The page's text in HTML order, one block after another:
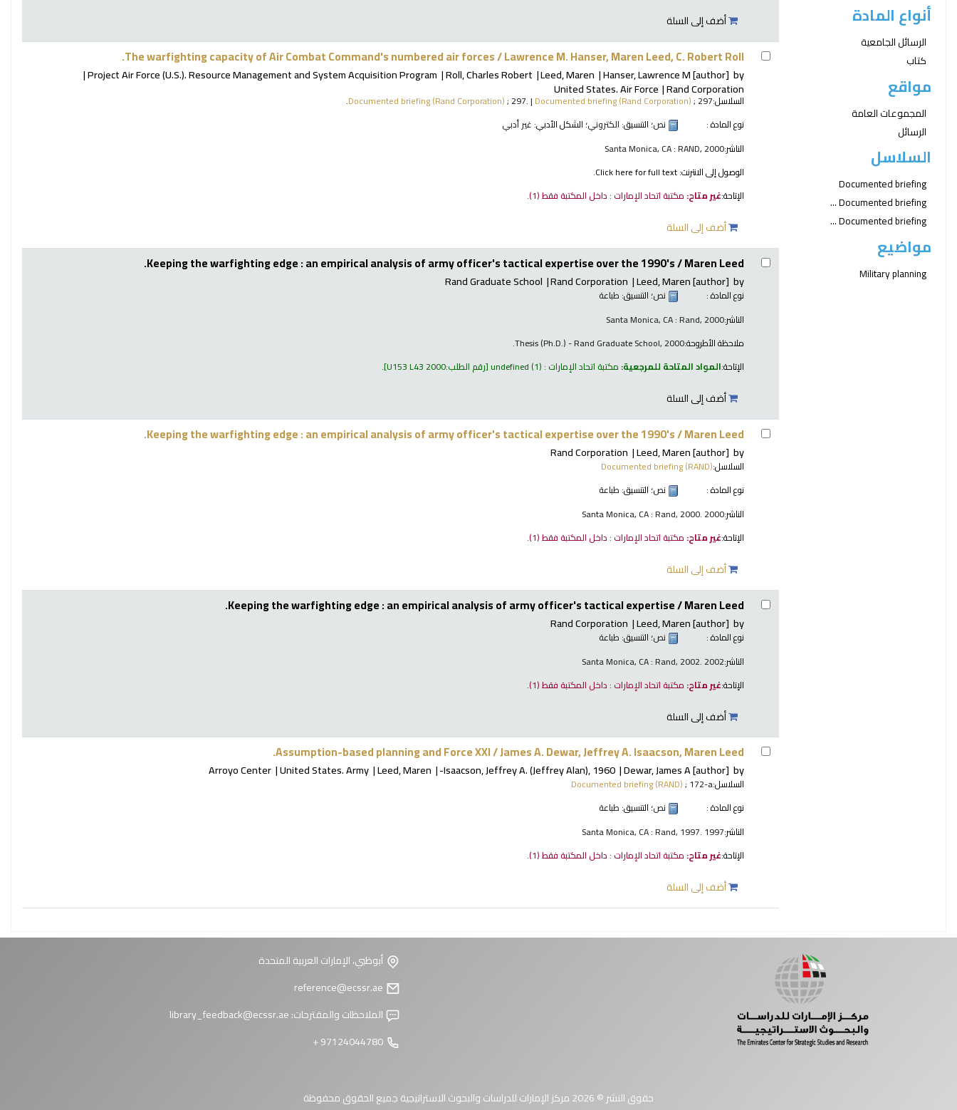
أنواع المادة
الرسائل الجامعية
كتاب
مواقع
المجموعات العامة
الرسائل
السلاسل
Documented briefing
Documented briefing ...
Documented briefing ...
مواضيع
Military planning
أضف إلى السلة
The warfighting capacity of Air Combat Command's numbered air forces /Lawrence M. Hanser, Maren Leed, C. Robert Roll.
by
Hanser, Lawrence M[author]
Leed, Maren
Roll, Charles Robert
Project Air Force (U.S.). Resource Management and System Acquisition Program
Rand Corporation
United States. Air Force
السلاسل: Documented briefing (Rand Corporation); 297.| Documented briefing (Rand Corporation); 297.
نوع المادة :
نص؛ التنسيق: الكتروني؛ الشكل الأدبي: غير أدبي
الناشر:Santa Monica, CA : RAND, 2000
الوصول إلى الانترنت:Click here for full text.
الإتاحة:غير متاح: مكتبة اتحاد الإمارات : داخل المكتبة فقط(1).
أضف إلى السلة
Keeping the warfighting edge : an empirical analysis of army officer's tactical expertise over the 1990's /Maren Leed.
by
Leed, Maren[author]
Rand Corporation
Rand Graduate School
نوع المادة : نص؛ التنسيق: طباعة
الناشر:Santa Monica, CA : Rand, 2000
ملاحظة الأطروحة:Thesis (Ph.D.) - Rand Graduate School, 2000.
الإتاحة:المواد المتاحة للمرجعية: مكتبة اتحاد الإمارات : undefined(1) رقم الطلب:U153 L43 2000
.
أضف إلى السلة
Keeping the warfighting edge : an empirical analysis of army officer's tactical expertise over the 1990's /Maren Leed.
by
Leed, Maren[author]
Rand Corporation
السلاسل:Documented briefing (RAND)
نوع المادة :
نص؛ التنسيق: طباعة
الناشر:Santa Monica, CA : Rand, 2000. 2000
الإتاحة:غير متاح: مكتبة اتحاد الإمارات : داخل المكتبة فقط(1).
أضف إلى السلة
Keeping the warfighting edge : an empirical analysis of army officer's tactical expertise /Maren Leed.
by
Leed, Maren[author]
Rand Corporation
نوع المادة : نص؛ التنسيق: طباعة
الناشر:Santa Monica, CA : Rand, 2002. 2002
الإتاحة:غير متاح: مكتبة اتحاد الإمارات : داخل المكتبة فقط(1).
أضف إلى السلة
Assumption-based planning and Force XXI /James A. Dewar, Jeffrey A. Isaacson, Maren Leed.
by
Dewar, James A[author]
Isaacson, Jeffrey A. (Jeffrey Alan), 1960-
Leed, Maren
United States. Army
Arroyo Center
السلاسل: Documented briefing (RAND); 172-a
نوع المادة :
نص؛ التنسيق: طباعة
الناشر:Santa Monica, CA : Rand, 1997. 1997
الإتاحة:غير متاح: مكتبة اتحاد الإمارات : داخل المكتبة فقط(1).
أضف إلى السلة
أبوظبي، الإمارات العربية المتحدة
الملاحظات والمقترحات:library_feedback@ecssr.ae
حقوق النشر © 2026 مركز الإمارات للدراسات والبحوث الاستراتيجية جميع الحقوق محفوظة